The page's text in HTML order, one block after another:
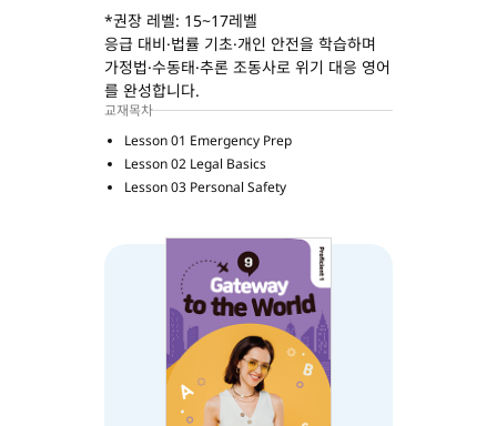
*권장 레벨: 15~17레벨
응급 대비·법률 기초·개인 안전을 학습하며
가정법·수동태·추론 조동사로 위기 대응 영어
를 완성합니다.
교재목차
Lesson 01 Emergency Prep
Lesson 02 Legal Basics
Lesson 03 Personal Safety